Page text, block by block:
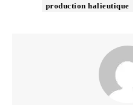
production halieutique